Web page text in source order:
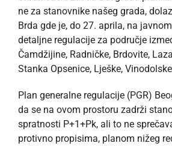
ne za stanovnike našeg grada,
Brda gde je, do 27. aprila, na
detaljne regulacije za područje
Čamdžijine, Radničke, Brdovite,
Stanka Opsenice, Lješke,
Plan generalne regulacije (PGR)
da se na ovom prostoru zadrži
spratnosti P+1+Pk, ali to ne
protivno propisima, planom nižeg